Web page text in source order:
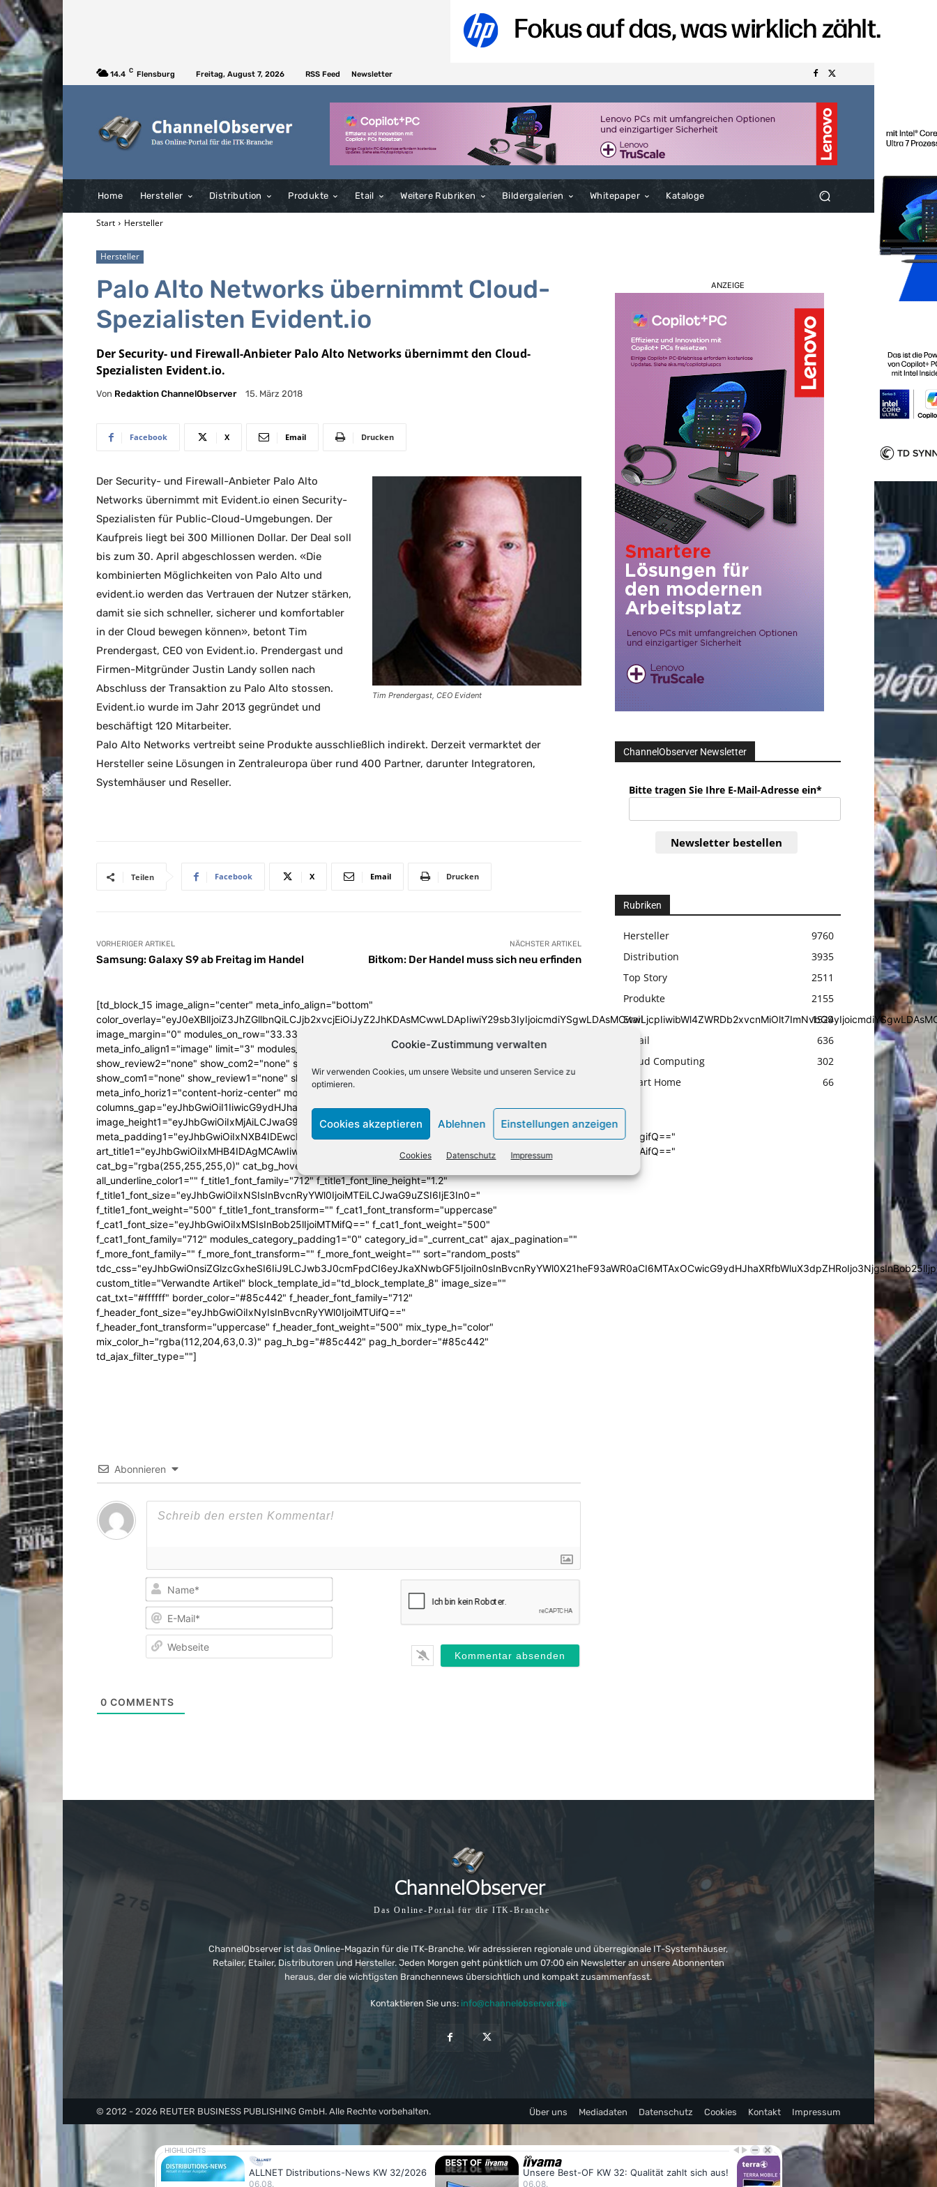
Cookie-Zustimmung verwalten
Wir verwenden Cookies, um unsere Website und unseren Service zu
optimieren.
Cookies akzeptieren Ablehnen Einstellungen anzeigen
Cookies Datenschutz Impressum
14.4 C Flensburg Freitag, August 7, 2026 RSS Feed Newsletter
Home Hersteller Distribution Produkte Etail Weitere Rubriken Bildergalerien Whitepaper Kataloge
Start Hersteller
Hersteller
Palo Alto Networks übernimmt Cloud-
Spezialisten Evident.io
Der Security- und Firewall-Anbieter Palo Alto Networks übernimmt den Cloud-
Spezialisten Evident.io.
Von Redaktion ChannelObserver 15. März 2018
Facebook X Email Drucken
Tim Prendergast, CEO Evident
Der Security- und Firewall-Anbieter Palo Alto
Networks übernimmt mit Evident.io einen Security-
Spezialisten für Public-Cloud-Umgebungen. Der
Kaufpreis liegt bei 300 Millionen Dollar. Der Deal soll
bis zum 30. April abgeschlossen werden. «Die
kombinierten Möglichkeiten von Palo Alto und
evident.io werden das Vertrauen der Nutzer stärken,
damit sie sich schneller, sicherer und komfortabler
in der Cloud bewegen können», betont Tim
Prendergast, CEO von Evident.io. Prendergast und
Firmen-Mitgründer Justin Landy sollen nach
Abschluss der Transaktion zu Palo Alto stossen.
Evident.io wurde im Jahr 2013 gegründet und
beschäftigt 120 Mitarbeiter.
Palo Alto Networks vertreibt seine Produkte ausschließlich indirekt. Derzeit vermarktet der
Hersteller seine Lösungen in Zentraleuropa über rund 400 Partner, darunter Integratoren,
Systemhäuser und Reseller.
Teilen Facebook X Email Drucken
VORHERIGER ARTIKEL
Samsung: Galaxy S9 ab Freitag im Handel
NÄCHSTER ARTIKEL
Bitkom: Der Handel muss sich neu erfinden
[td_block_15 image_align="center" meta_info_align="bottom"
image_margin="0" modules_on_row="33.33333333%" columns="33.33333333%"
meta_info_align1="image" limit="3" modules_category="above" show_author2="none" show_date2="none"
show_review2="none" show_com2="none" show_excerpt2="none" show_excerpt1="none"
show_com1="none" show_review1="none" show_date1="none" show_author1="none"
meta_info_horiz1="content-horiz-center" modules_space1="eyJhbGwiOiIwIiwicGhvbmUiOiIzIn0="
columns_gap="eyJhbGwiOiI1IiwicG9ydHJhaXQiOiIzIiwibGFuZHNjYXBlIjoiNCIsInBob25lIjoiMCJ9"
image_height1="eyJhbGwiOiIxMjAiLCJwaG9uZSI6IjExMCJ9"
meta_padding1="eyJhbGwiOiIxNXB4IDEwcHgiLCJwb3J0cmFpdCI6IjEwcHggNXB4IiwibGFuZHNjYXBlIjoiMTJweCA4cHgifQ=="
art_title1="eyJhbGwiOiIxMHB4IDAgMCAwIiwicG9ydHJhaXQiOiI2cHggMCAwIDAiLCJsYW5kc2NhcGUiOiI4cHggMCAwIDAifQ=="
cat_bg="rgba(255,255,255,0)" cat_bg_hover="rgba(255,255,255,0)" title_txt="#ffffff"
all_underline_color1="" f_title1_font_family="712" f_title1_font_line_height="1.2"
f_title1_font_size="eyJhbGwiOiIxNSIsInBvcnRyYWl0IjoiMTEiLCJwaG9uZSI6IjE3In0="
f_title1_font_weight="500" f_title1_font_transform="" f_cat1_font_transform="uppercase"
f_cat1_font_size="eyJhbGwiOiIxMSIsInBob25lIjoiMTMifQ==" f_cat1_font_weight="500"
f_cat1_font_family="712" modules_category_padding1="0" category_id="_current_cat" ajax_pagination=""
f_more_font_family="" f_more_font_transform="" f_more_font_weight="" sort="random_posts"
custom_title="Verwandte Artikel" block_template_id="td_block_template_8" image_size=""
cat_txt="#ffffff" border_color="#85c442" f_header_font_family="712"
f_header_font_size="eyJhbGwiOiIxNyIsInBvcnRyYWl0IjoiMTUifQ=="
f_header_font_transform="uppercase" f_header_font_weight="500" mix_type_h="color"
mix_color_h="rgba(112,204,63,0.3)" pag_h_bg="#85c442" pag_h_border="#85c442"
td_ajax_filter_type=""]
Abonnieren
Name*
E-
0 COMMENTS
ANZEIGE
ChannelObserver Newsletter
Bitte tragen Sie Ihre E-Mail-Adresse ein*
Newsletter bestellen
Rubriken
Hersteller
9760
Distribution
3935
Top Story
2511
Produkte
2155
Etail
1524
Retail
636
Cloud Computing
302
Smart Home
66
Das Online-Portal für die ITK-Branche
ChannelObserver ist das Online-Magazin für die ITK-Branche. Wir adressieren regionale und überregionale IT-Systemhäuser,
Retailer, Etailer, Distributoren und Hersteller. Jeden Morgen geht pünktlich um 07:00 ein Newsletter an unsere Abonnenten
heraus, der die wichtigsten Branchennews übersichtlich und kompakt zusammenfasst.
Kontaktieren Sie uns: info@channelobserver.de
© 2012 - 2026 REUTER BUSINESS PUBLISHING GmbH. Alle Rechte vorbehalten. Über uns Mediadaten Datenschutz Cookies Kontakt Impressum